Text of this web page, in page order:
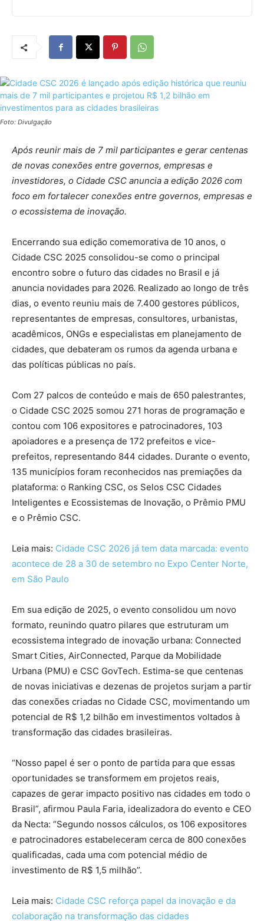
Foto: Divulgação
Após reunir mais de 7 mil participantes e gerar centenas
de novas conexões entre governos, empresas e
investidores, o Cidade CSC anuncia a edição 2026 com
foco em fortalecer conexões entre governos, empresas e
o ecossistema de inovação.
Encerrando sua edição comemorativa de 10 anos, o
Cidade CSC 2025 consolidou-se como o principal
encontro sobre o futuro das cidades no Brasil e já
anuncia novidades para 2026. Realizado ao longo de três
dias, o evento reuniu mais de 7.400 gestores públicos,
representantes de empresas, consultores, urbanistas,
acadêmicos, ONGs e especialistas em planejamento de
cidades, que debateram os rumos da agenda urbana e
das políticas públicas no país.
Com 27 palcos de conteúdo e mais de 650 palestrantes,
o Cidade CSC 2025 somou 271 horas de programação e
contou com 106 expositores e patrocinadores, 103
apoiadores e a presença de 172 prefeitos e vice-
prefeitos, representando 844 cidades. Durante o evento,
135 municípios foram reconhecidos nas premiações da
plataforma: o Ranking CSC, os Selos CSC Cidades
Inteligentes e Ecossistemas de Inovação, o Prêmio PMU
e o Prêmio CSC.
Leia mais: Cidade CSC 2026 já tem data marcada: evento
acontece de 28 a 30 de setembro no Expo Center Norte,
em São Paulo
Em sua edição de 2025, o evento consolidou um novo
formato, reunindo quatro pilares que estruturam um
ecossistema integrado de inovação urbana: Connected
Smart Cities, AirConnected, Parque da Mobilidade
Urbana (PMU) e CSC GovTech. Estima-se que centenas
de novas iniciativas e dezenas de projetos surjam a partir
das conexões criadas no Cidade CSC, movimentando um
potencial de R$ 1,2 bilhão em investimentos voltados à
transformação das cidades brasileiras.
“Nosso papel é ser o ponto de partida para que essas
oportunidades se transformem em projetos reais,
capazes de gerar impacto positivo nas cidades em todo o
Brasil”, afirmou Paula Faria, idealizadora do evento e CEO
da Necta: “Segundo nossos cálculos, os 106 expositores
e patrocinadores estabeleceram cerca de 800 conexões
qualificadas, cada uma com potencial médio de
investimento de R$ 1,5 milhão”.
Leia mais: Cidade CSC reforça papel da inovação e da
colaboração na transformação das cidades